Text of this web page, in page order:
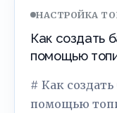
НАСТРОЙКА
Как создать
помощью
# Как
помощью